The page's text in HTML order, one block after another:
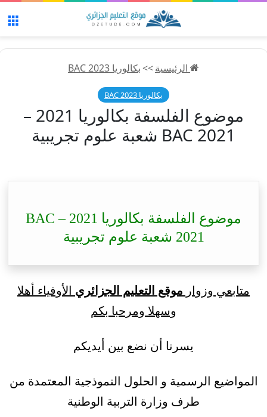
الرئيسية>>بكالوريا 2023 BAC
بكالوريا 2023 BAC
موضوع الفلسفة بكالوريا 2021 –
BAC 2021 شعبة علوم تجريبية
موضوع الفلسفة بكالوريا 2021 – BAC
2021 شعبة علوم تجريبية
متابعي وزوار موقع التعليم الجزائري الأوفياء أهلا
وسهلا ومرحبا بكم
يسرنا أن نضع بين أيديكم
المواضيع الرسمية و الحلول النموذجية المعتمدة من
طرف وزارة التربية الوطنية